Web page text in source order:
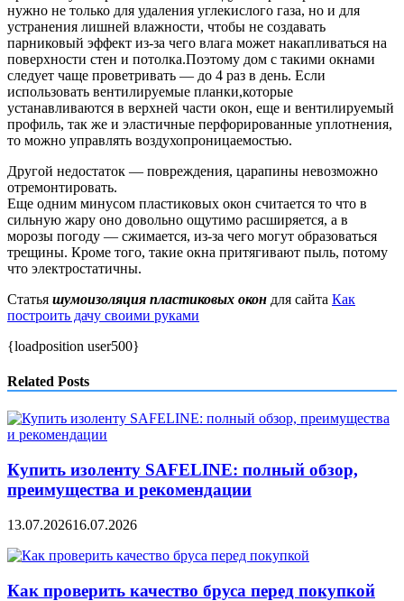
нужно не только для удаления углекислого газа, но и для
устранения лишней влажности, чтобы не создавать
парниковый эффект из-за чего влага может накапливаться на
поверхности стен и потолка.Поэтому дом с такими окнами
следует чаще проветривать — до 4 раз в день. Если
использовать вентилируемые планки,которые
устанавливаются в верхней части окон, еще и вентилируемый
профиль, так же и эластичные перфорированные уплотнения,
то можно управлять воздухопроницаемостью.
Другой недостаток — повреждения, царапины невозможно
отремонтировать.
Еще одним минусом пластиковых окон считается то что в
сильную жару оно довольно ощутимо расширяется, а в
морозы погоду — сжимается, из-за чего могут образоваться
трещины. Кроме того, такие окна притягивают пыль, потому
что электростатичны.
Статья шумоизоляция пластиковых окон для сайта Как
построить дачу своими руками
{loadposition user500}
Related Posts
Купить изоленту SAFELINE: полный обзор,
преимущества и рекомендации
13.07.202616.07.2026
Как проверить качество бруса перед покупкой